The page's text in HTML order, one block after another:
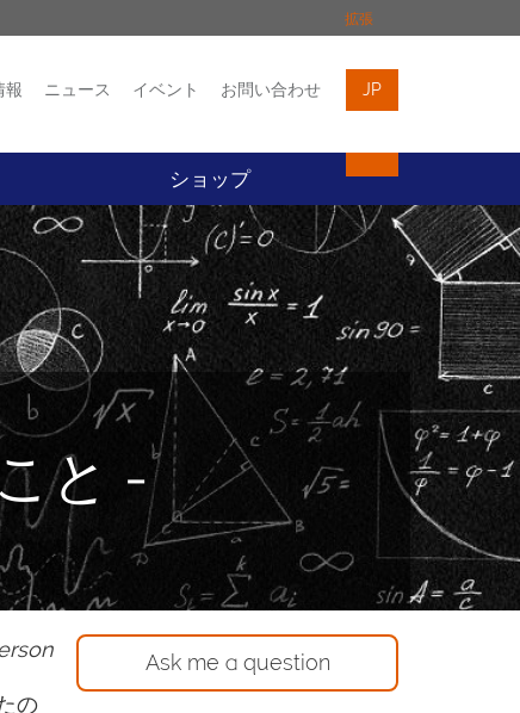
拡張
イベント お問い合わせ
報 ニュース イベント お問い合わせ JP
ショップ
と -
の
Ask me a question